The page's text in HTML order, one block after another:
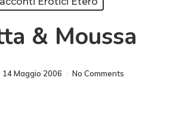
& Moussa
14 Maggio 2006 No Comments